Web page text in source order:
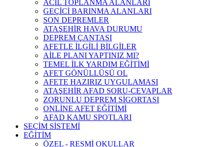
ACİL TOPLANMA ALANLARI
GEÇİCİ BARINMA ALANLARI
SON DEPREMLER
ATAŞEHİR HAVA DURUMU
DEPREM ÇANTASI
AFETLE İLGİLİ BİLGİLER
AİLE PLANI YAPTINIZ MI?
TEMEL İLK YARDIM EĞİTİMİ
AFET GÖNÜLLÜSÜ OL
AFETE HAZIRIZ UYGULAMASI
ATAŞEHİR AFAD SORU-CEVAPLAR
ZORUNLU DEPREM SİGORTASI
ONLİNE AFET EĞİTİMİ
AFAD KAMU SPOTLARI
SEÇİM SİSTEMİ
EĞİTİM
ÖZEL - RESMİ OKULLAR